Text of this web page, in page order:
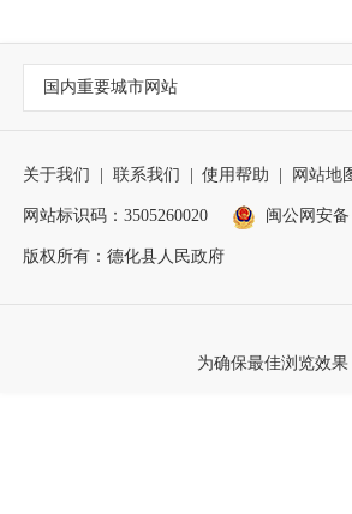
国内重要城市网站
关于我们 联系我们 使用帮助 网站地
网站标识码：3505260020 闽公网安备
版权所有：德化县人民政府
为确保最佳浏览效